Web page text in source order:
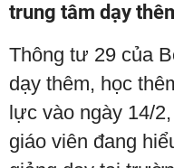
trung tâm dạy
Thông tư 29 của
dạy thêm, học
lực vào ngày 14/
giáo viên đang